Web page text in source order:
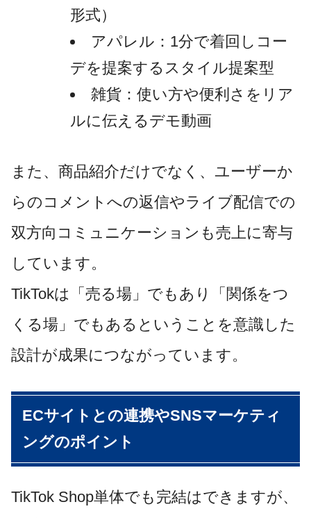
形式）
アパレル：1分で着回しコー
デを提案するスタイル提案型
雑貨：使い方や便利さをリア
ルに伝えるデモ動画
また、商品紹介だけでなく、ユーザーか
らのコメントへの返信やライブ配信での
双方向コミュニケーションも売上に寄与
しています。
TikTokは「売る場」でもあり「関係をつ
くる場」でもあるということを意識した
設計が成果につながっています。
ECサイトとの連携やSNSマーケティ
ングのポイント
TikTok Shop単体でも完結はできますが、